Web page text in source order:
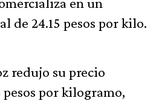
de 24.15 pesos por kilo.
redujo su precio
por kilogramo,